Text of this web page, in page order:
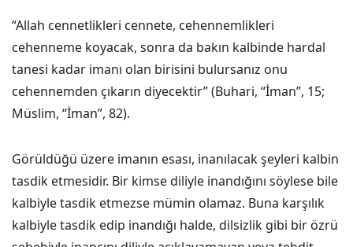
“Allah cennetlikleri cennete, cehennemlikleri
cehenneme koyacak, sonra da bakın kalbinde hardal
tanesi kadar imanı olan birisini bulursanız onu
cehennemden çıkarın diyecektir” (Buhari, “İman”, 15;
Müslim, “İman”, 82).
Görüldüğü üzere imanın esası, inanılacak şeyleri kalbin
tasdik etmesidir. Bir kimse diliyle inandığını söylese bile
kalbiyle tasdik etmezse mümin olamaz. Buna karşılık
kalbiyle tasdik edip inandığı halde, dilsizlik gibi bir özrü